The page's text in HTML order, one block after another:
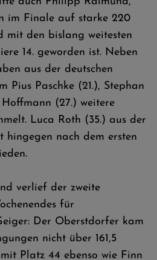
im Finale auf starke 220
mit den bislang weitesten
14. geworden ist. Neben
aus der deutschen
Pius Paschke (21.), Stephan
(27.) weitere
Luca Roth (35.) aus der
hingegen nach dem ersten
verlief der zweite
für
Der Oberstdorfer kam
nicht über 161,5
Platz 44 ebenso wie Finn